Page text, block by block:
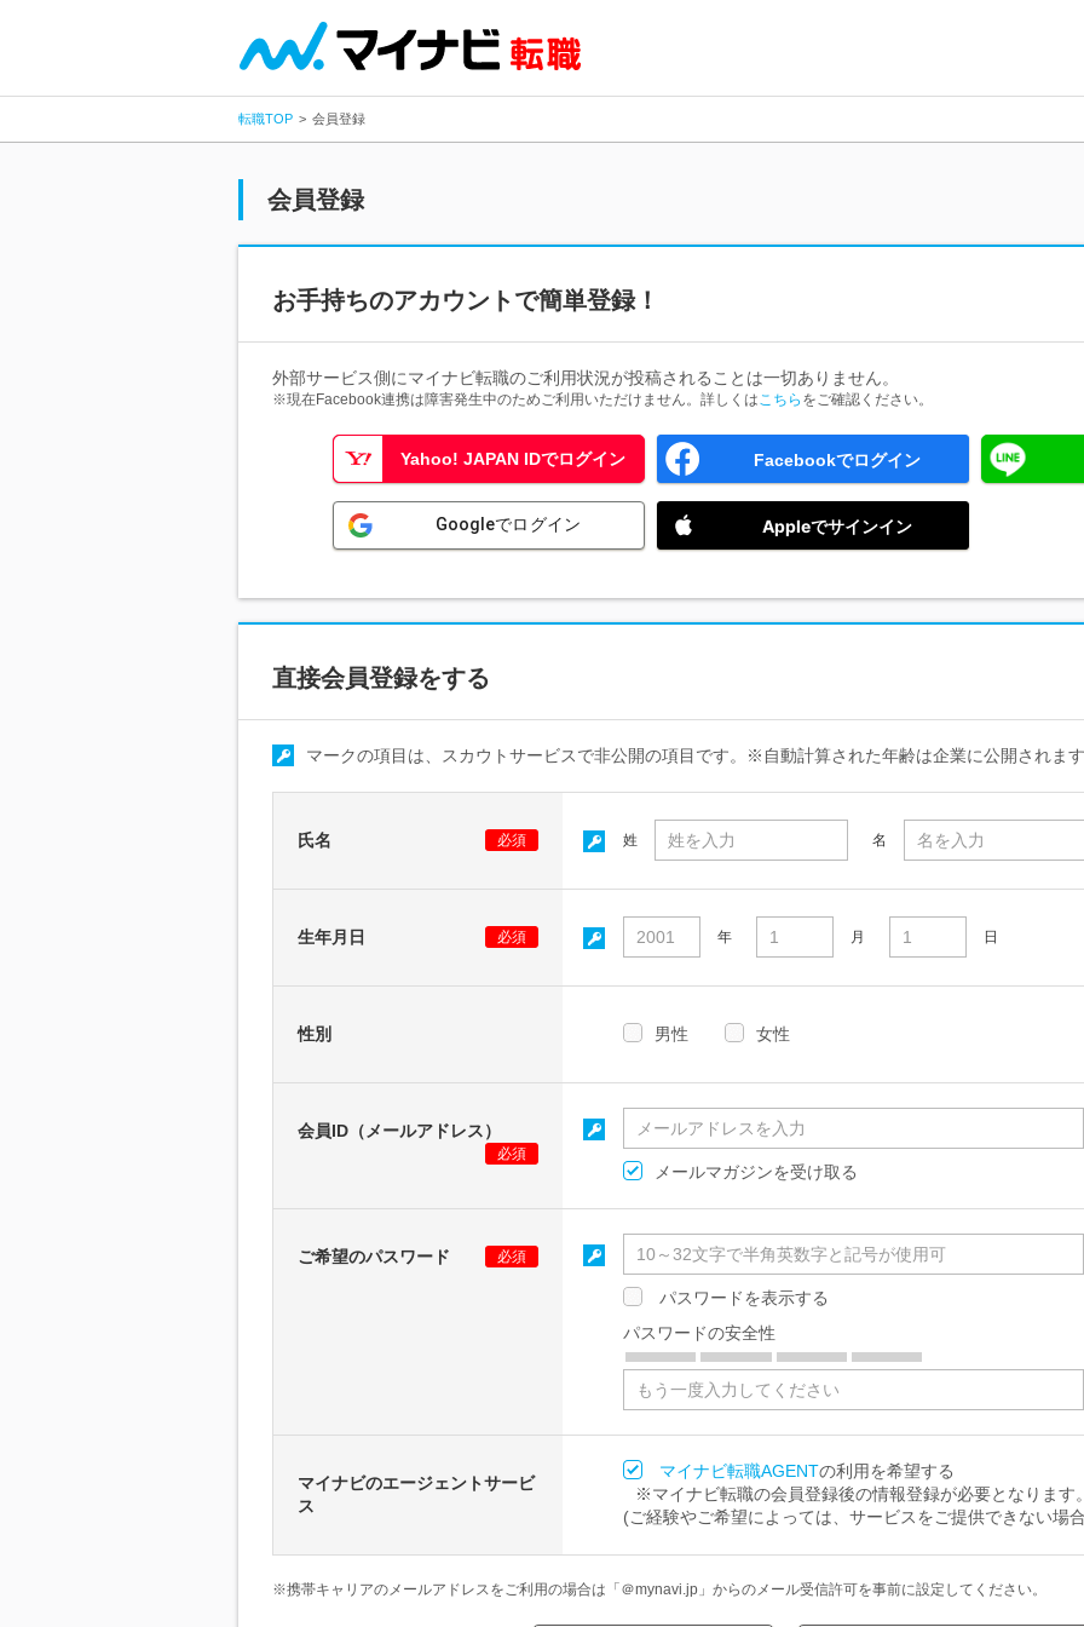
転職TOP 会員登録
会員登録
お手持ちのアカウントで簡単登録！
外部サービス側にマイナビ転職のご利用状況が投稿されることは一切ありません。
※現在Facebook連携は障害発生中のためご利用いただけません。詳しくはこちら をご確認ください。
Yahoo! JAPAN IDでログイン Facebookでログイン
Googleでログイン Appleでサインイン
直接会員登録をする
マークの項目は、スカウトサービスで非公開の項目です。※自動計算された年齢は企業に公開されま
氏名 必須 姓 名
生年月日 必須 年 月 日
性別 男性 女性
会員ID（メールアドレス）
必須
メールマガジンを受け取る
ご希望のパスワード 必須
パスワードを表示する
パスワードの安全性
マイナビのエージェントサービ
ス
マイナビ転職AGENTの利用を希望する
※マイナビ転職の会員登録後の情報登録が必要となります
(ご経験やご希望によっては、サービスをご提供できない場
※携帯キャリアのメールアドレスをご利用の場合は「＠mynavi.jp」からのメール受信許可を事前に設定してください。